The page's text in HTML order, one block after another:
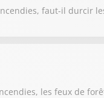
faut-il durcir
les feux de